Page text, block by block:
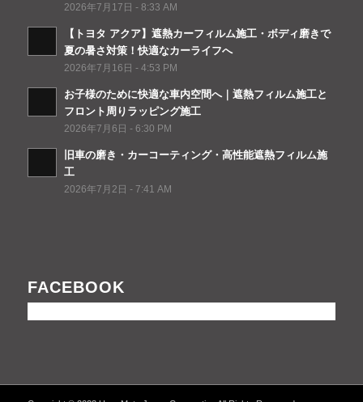
2026年7月17日 - 8:33 AM
【トヨタ アクア】遮熱カーフィルム施工・ボディ磨きで
夏の暑さ対策！快適なカーライフへ
2026年7月16日 - 4:53 PM
お子様のために快適な車内空間へ｜遮熱フィルム施工と
フロント周りラッピング施工
2026年7月6日 - 6:30 PM
旧車の磨き・カーコーティング・高性能遮熱フィルム施
工
2026年7月2日 - 7:41 AM
FACEBOOK